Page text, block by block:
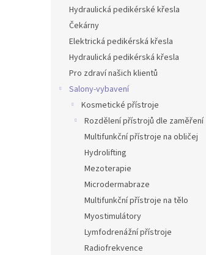
Hydraulická pedikérské křesla
Čekárny
Elektrická pedikérská křesla
Hydraulická pedikérská křesla
Pro zdraví našich klientů
Salony-vybavení
Kosmetické přístroje
Rozdělení přístrojů dle zaměření
Multifunkční přístroje na obličej
Hydrolifting
Mezoterapie
Microdermabraze
Multifunkční přístroje na tělo
Myostimulátory
Lymfodrenážní přístroje
Radiofrekvence